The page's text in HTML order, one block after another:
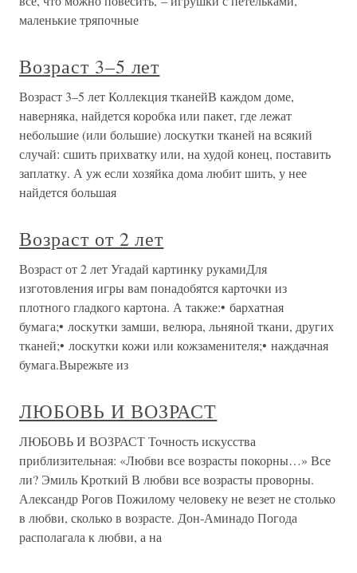
маленькие тряпочные
Возраст 3–5 лет
Возраст 3–5 лет Коллекция тканейВ каждом доме,
наверняка, найдется коробка или пакет, где лежат
небольшие (или большие) лоскутки тканей на всякий
случай: сшить прихватку или, на худой конец, поставить
заплатку. А уж если хозяйка дома любит шить, у нее
найдется большая
Возраст от 2 лет
Возраст от 2 лет Угадай картинку рукамиДля
изготовления игры вам понадобятся карточки из
плотного гладкого картона. А также:• бархатная
бумага;• лоскутки замши, велюра, льняной ткани, других
тканей;• лоскутки кожи или кожзаменителя;• наждачная
бумага.Вырежьте из
ЛЮБОВЬ И ВОЗРАСТ
ЛЮБОВЬ И ВОЗРАСТ Точность искусства
приблизительная: «Любви все возрасты покорны…» Все
ли? Эмиль Кроткий В любви все возрасты проворны.
Александр Рогов Пожилому человеку не везет не столько
в любви, сколько в возрасте. Дон-Аминадо Погода
располагала к любви, а на